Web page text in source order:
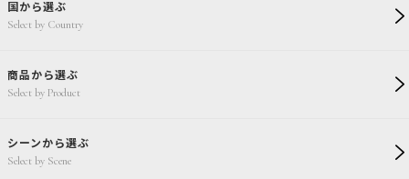
国から選ぶ
Select by Country
商品から選ぶ
Select by Product
シーンから選ぶ
Select by Scene